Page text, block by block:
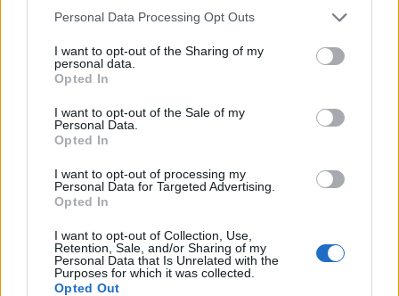
Personal Data Processing Opt Outs
I want to opt-out of the Sharing of my
personal data.
Opted In
I want to opt-out of the Sale of my
Personal Data.
Opted In
I want to opt-out of processing my
Personal Data for Targeted Advertising.
Opted In
I want to opt-out of Collection, Use,
Retention, Sale, and/or Sharing of my
Personal Data that Is Unrelated with the
Purposes for which it was collected.
Opted Out
Ακολουθήστε το Pink.gr στοGoogle Newsκαι
μάθετε πρώτοι
Ακολουθήστε το Pink.gr και στο Instagram